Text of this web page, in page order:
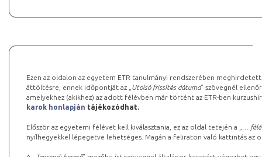
Ezen az oldalon az egyetem ETR tanulmányi rendszerében
áttöltésre, ennek időpontját az „ Utolsó frissítés dátuma” szövegnél
amelyekhez (akikhez) az adott félévben már történt az ETR-ben
karok honlapján tájékozódhat.
Először az egyetemi félévet kell kiválasztania, ez az oldal tetején a „
…
nyílhegyekkel lépegetve lehetséges. Magán a feliraton való kattintás az